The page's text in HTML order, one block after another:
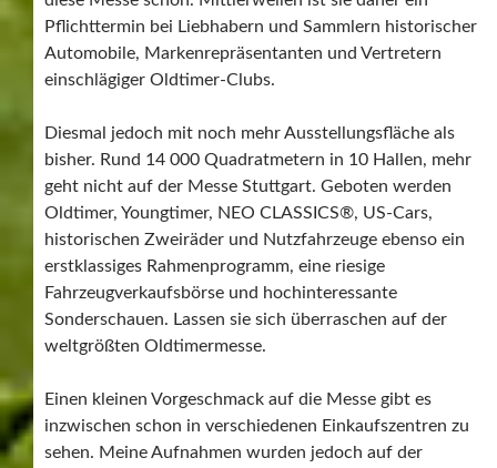
Pflichttermin bei Liebhabern und Sammlern historischer
Automobile, Markenrepräsentanten und Vertretern
einschlägiger Oldtimer-Clubs.
Diesmal jedoch mit noch mehr Ausstellungsfläche als
bisher. Rund 14 000 Quadratmetern in 10 Hallen, mehr
geht nicht auf der Messe Stuttgart. Geboten werden
Oldtimer, Youngtimer, NEO CLASSICS®, US-Cars,
historischen Zweiräder und Nutzfahrzeuge ebenso ein
erstklassiges Rahmenprogramm, eine riesige
Fahrzeugverkaufsbörse und hochinteressante
Sonderschauen. Lassen sie sich überraschen auf der
weltgrößten Oldtimermesse.
Einen kleinen Vorgeschmack auf die Messe gibt es
inzwischen schon in verschiedenen Einkaufszentren zu
sehen. Meine Aufnahmen wurden jedoch auf der